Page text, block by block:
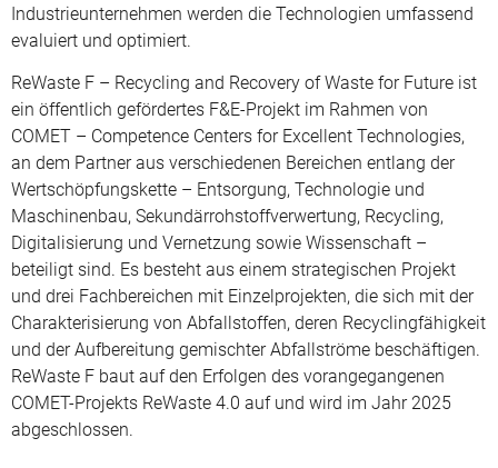
Industrieunternehmen werden die Technologien umfassend
evaluiert und optimiert.
ReWaste F – Recycling and Recovery of Waste for Future ist
ein öffentlich gefördertes F&E-Projekt im Rahmen von
COMET – Competence Centers for Excellent Technologies,
an dem Partner aus verschiedenen Bereichen entlang der
Wertschöpfungskette – Entsorgung, Technologie und
Maschinenbau, Sekundärrohstoffverwertung, Recycling,
Digitalisierung und Vernetzung sowie Wissenschaft –
beteiligt sind. Es besteht aus einem strategischen Projekt
und drei Fachbereichen mit Einzelprojekten, die sich mit der
Charakterisierung von Abfallstoffen, deren Recyclingfähigkeit
und der Aufbereitung gemischter Abfallströme beschäftigen.
ReWaste F baut auf den Erfolgen des vorangegangenen
COMET-Projekts ReWaste 4.0 auf und wird im Jahr 2025
abgeschlossen.